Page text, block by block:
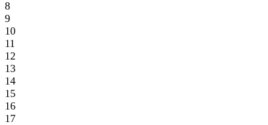
8
9
10
11
12
13
14
15
16
17